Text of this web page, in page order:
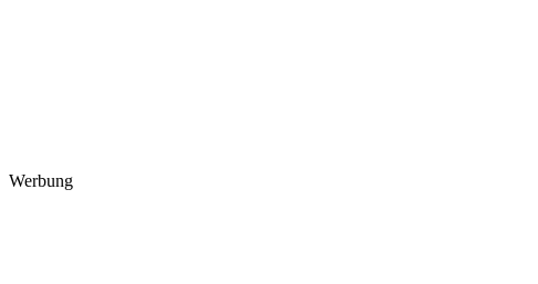
Werbung